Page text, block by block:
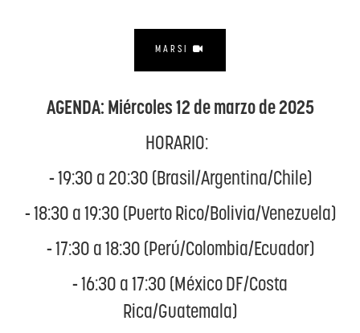
MARSI
AGENDA: Miércoles 12 de marzo de 2025
HORARIO:
- 19:30 a 20:30 (Brasil/Argentina/Chile)
- 18:30 a 19:30 (Puerto Rico/Bolivia/Venezuela)
- 17:30 a 18:30 (Perú/Colombia/Ecuador)
- 16:30 a 17:30 (México DF/Costa
Rica/Guatemala)